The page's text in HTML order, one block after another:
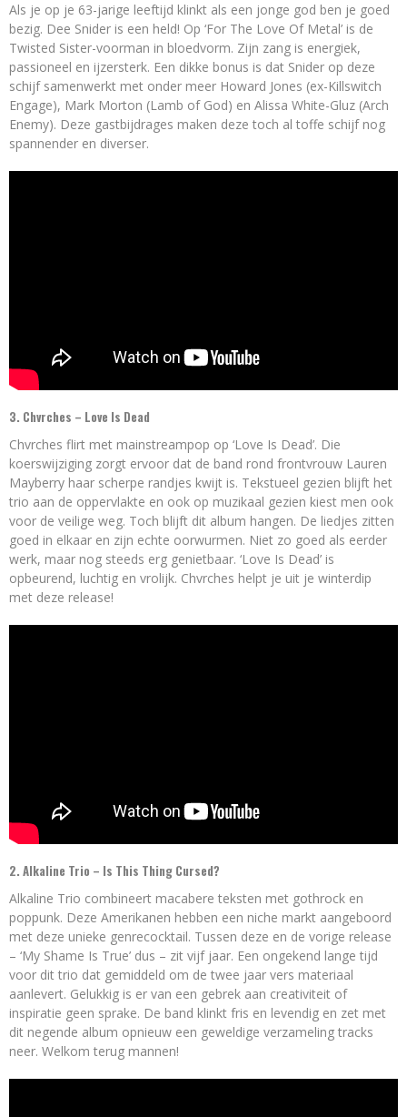
Als je op je 63-jarige leeftijd klinkt als een jonge god ben je goed
bezig. Dee Snider is een held! Op ‘For The Love Of Metal’ is de
Twisted Sister-voorman in bloedvorm. Zijn zang is energiek,
passioneel en ijzersterk. Een dikke bonus is dat Snider op deze
schijf samenwerkt met onder meer Howard Jones (ex-Killswitch
Engage), Mark Morton (Lamb of God) en Alissa White-Gluz (Arch
Enemy). Deze gastbijdrages maken deze toch al toffe schijf nog
spannender en diverser.
3. Chvrches – Love Is Dead
Chvrches flirt met mainstreampop op ‘Love Is Dead’. Die
koerswijziging zorgt ervoor dat de band rond frontvrouw Lauren
Mayberry haar scherpe randjes kwijt is. Tekstueel gezien blijft het
trio aan de oppervlakte en ook op muzikaal gezien kiest men ook
voor de veilige weg. Toch blijft dit album hangen. De liedjes zitten
goed in elkaar en zijn echte oorwurmen. Niet zo goed als eerder
werk, maar nog steeds erg genietbaar. ‘Love Is Dead’ is
opbeurend, luchtig en vrolijk. Chvrches helpt je uit je winterdip
met deze release!
2. Alkaline Trio – Is This Thing Cursed?
Alkaline Trio combineert macabere teksten met gothrock en
poppunk. Deze Amerikanen hebben een niche markt aangeboord
met deze unieke genrecocktail. Tussen deze en de vorige release
– ‘My Shame Is True’ dus – zit vijf jaar. Een ongekend lange tijd
voor dit trio dat gemiddeld om de twee jaar vers materiaal
aanlevert. Gelukkig is er van een gebrek aan creativiteit of
inspiratie geen sprake. De band klinkt fris en levendig en zet met
dit negende album opnieuw een geweldige verzameling tracks
neer. Welkom terug mannen!